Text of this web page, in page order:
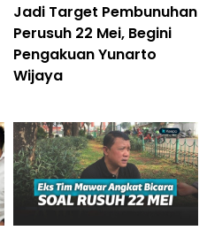
Jadi Target Pembunuhan
Perusuh 22 Mei, Begini
Pengakuan Yunarto
Wijaya